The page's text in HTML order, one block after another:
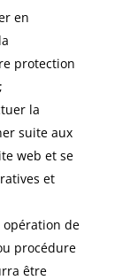
en
protection
la
suite aux
web et se
et
de
procédure
être